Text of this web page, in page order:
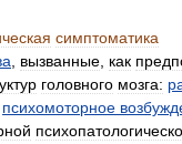
симптоматика
вызванные как
головного мозга:
психомоторное